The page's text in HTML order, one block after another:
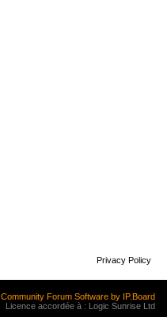
Privacy Policy
Community Forum Software by IP.Board
Licence accordée à : Logic Sunrise Ltd